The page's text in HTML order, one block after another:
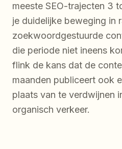
meeste SEO-trajecten 3
je duidelijke beweging in
zoekwoordgestuurde
die periode niet ineens
flink de kans dat de
maanden publiceert ook
plaats van te verdwijnen
organisch verkeer.